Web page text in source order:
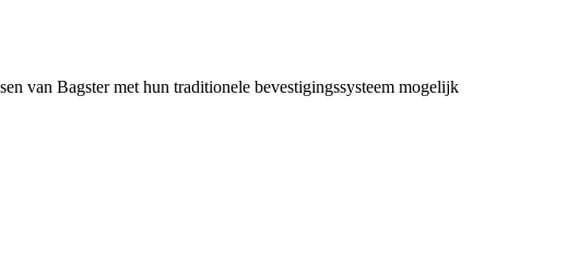
van Bagster met hun traditionele bevestigingssysteem mogelijk